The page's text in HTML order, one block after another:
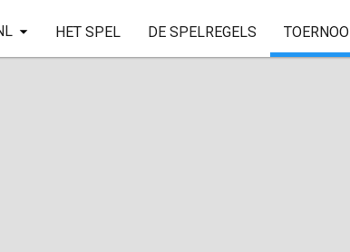
HET SPEL DE SPELREGELS